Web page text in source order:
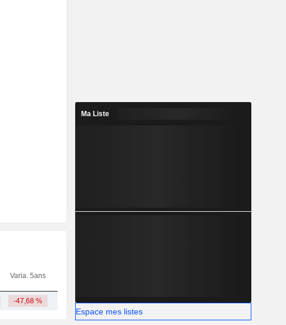
Varia. 5ans
-47,68 % 14,71 Md
Ma Liste
Espace mes listes